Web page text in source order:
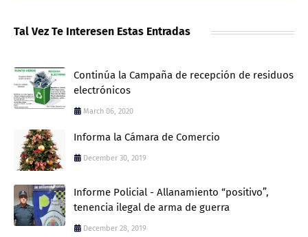
Tal Vez Te Interesen Estas Entradas
Continúa la Campaña de recepción de residuos
electrónicos
March 06, 2020
Informa la Cámara de Comercio
December 30, 2019
Informe Policial - Allanamiento “positivo”,
tenencia ilegal de arma de guerra
December 28, 2019